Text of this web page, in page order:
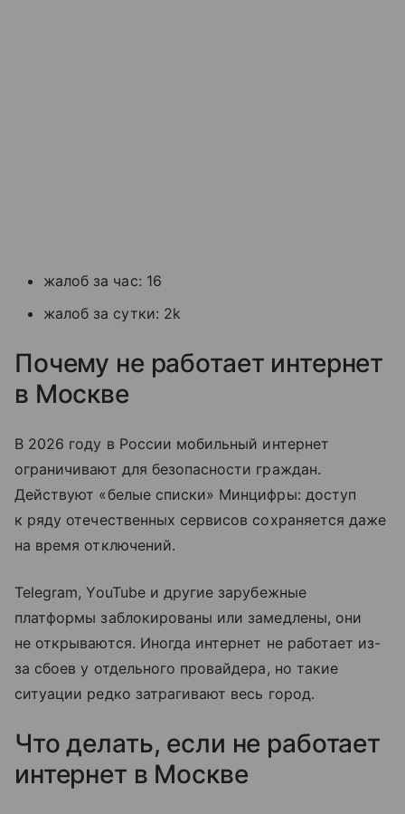
жалоб за час: 16
жалоб за сутки: 2k
Почему не работает интернет
в Москве
В 2026 году в России мобильный интернет
ограничивают для безопасности граждан.
Действуют «белые списки» Минцифры: доступ
к ряду отечественных сервисов сохраняется даже
на время отключений.
Telegram, YouTube и другие зарубежные
платформы заблокированы или замедлены, они
не открываются. Иногда интернет не работает из-
за сбоев у отдельного провайдера, но такие
ситуации редко затрагивают весь город.
Что делать, если не работает
интернет в Москве